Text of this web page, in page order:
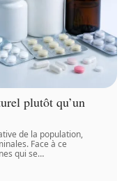
plutôt qu’un
de la population,
Face à ce
qui se…